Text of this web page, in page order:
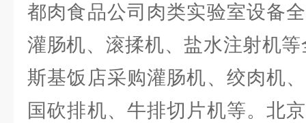
都肉食品公司肉类实验室设备
灌肠机、滚揉机、盐水注射机
斯基饭店采购灌肠机、绞肉机
国砍排机、牛排切片机等。北